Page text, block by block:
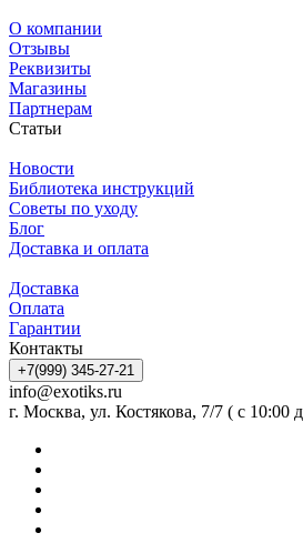
О компании
Отзывы
Реквизиты
Магазины
Партнерам
Статьи
Новости
Библиотека инструкций
Советы по уходу
Блог
Доставка и оплата
Доставка
Оплата
Гарантии
Контакты
+7(999) 345-27-21
info@exotiks.ru
г. Москва, ул. Костякова, 7/7 ( с 10:00